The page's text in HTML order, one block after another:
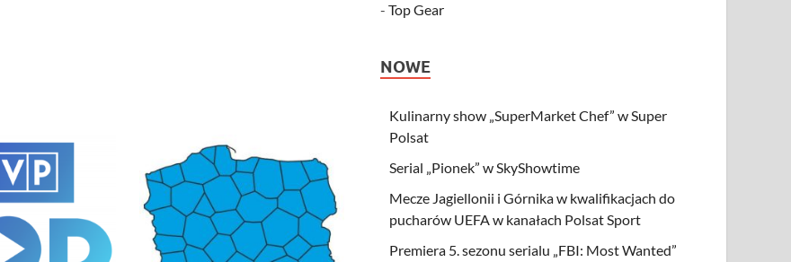
-Top Gear
NOWE
Kulinarny show „SuperMarket Chef” w Super
Polsat
Serial „Pionek” w SkyShowtime
Mecze Jagiellonii i Górnika w kwalifikacjach do
pucharów UEFA w kanałach Polsat Sport
Premiera 5. sezonu serialu „FBI: Most Wanted”